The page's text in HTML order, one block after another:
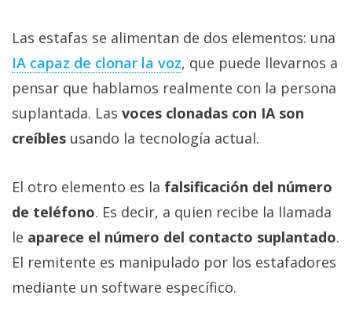
Las estafas se alimentan de dos elementos: una
IA capaz de clonar la voz‎, que puede llevarnos a
pensar que hablamos realmente con la persona
suplantada. Las voces clonadas con IA son
creíbles usando la tecnología actual.
El otro elemento es la falsificación del número
de teléfono. Es decir, a quien recibe la llamada
le aparece el número del contacto suplantado.
El remitente es manipulado por los estafadores
mediante un software específico.